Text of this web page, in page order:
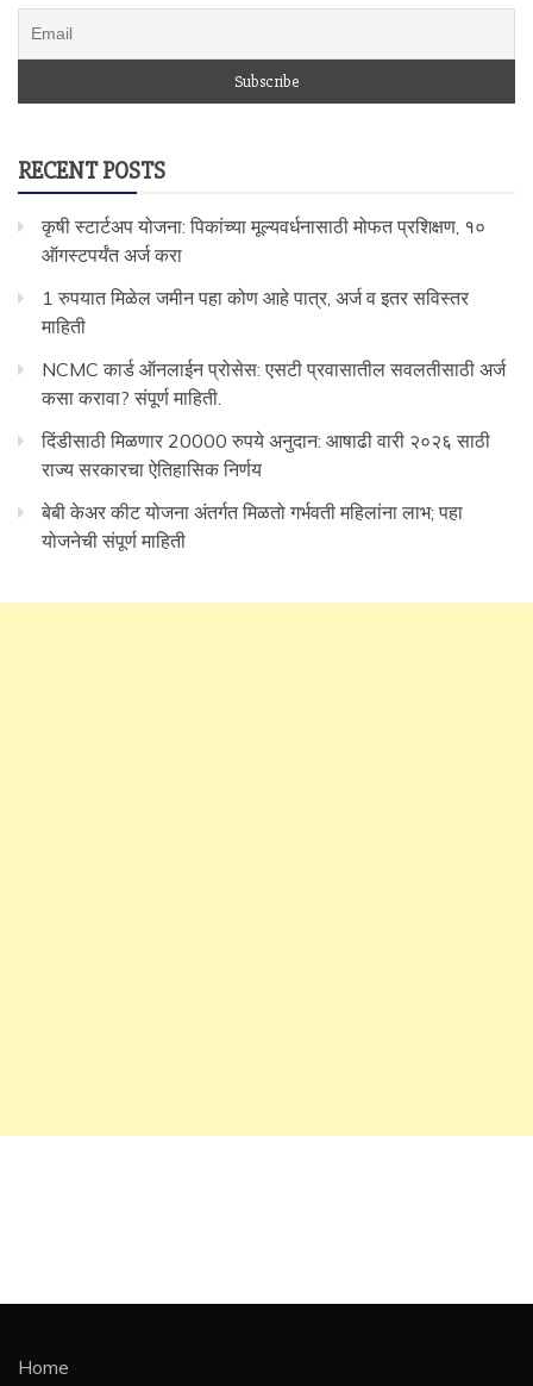
RECENT POSTS
कृषी स्टार्टअप योजना: पिकांच्या मूल्यवर्धनासाठी मोफत प्रशिक्षण, १०
ऑगस्टपर्यंत अर्ज करा
1 रुपयात मिळेल जमीन पहा कोण आहे पात्र, अर्ज व इतर सविस्तर
माहिती
NCMC कार्ड ऑनलाईन प्रोसेस: एसटी प्रवासातील सवलतीसाठी अर्ज
कसा करावा? संपूर्ण माहिती.
दिंडीसाठी मिळणार 20000 रुपये अनुदान: आषाढी वारी २०२६ साठी
राज्य सरकारचा ऐतिहासिक निर्णय
बेबी केअर कीट योजना अंतर्गत मिळतो गर्भवती महिलांना लाभ; पहा
योजनेची संपूर्ण माहिती
Home